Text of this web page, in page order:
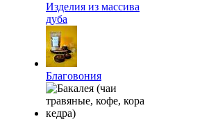
Изделия из массива
дуба
Благовония